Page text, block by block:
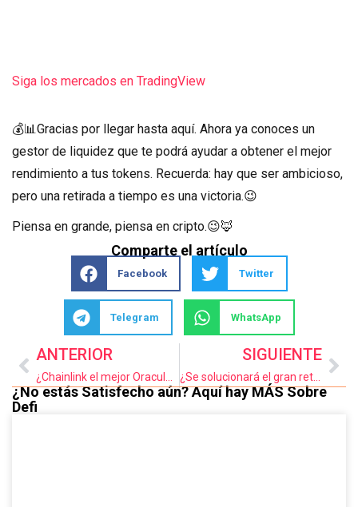
Siga los mercados en TradingView
💰📊Gracias por llegar hasta aquí. Ahora ya conoces un
gestor de liquidez que te podrá ayudar a obtener el mejor
rendimiento a tus tokens. Recuerda: hay que ser ambicioso,
pero una retirada a tiempo es una victoria.😉
Piensa en grande, piensa en cripto.😉🦊
Comparte el artículo
Facebook Twitter
Telegram WhatsApp
ANTERIOR
¿Chainlink el mejor Oraculo WEB 3?
SIGUIENTE
¿Se solucionará el gran reto de escalabilidad con Celestia?
¿No estás Satisfecho aún? Aquí hay MÁS Sobre
Defi